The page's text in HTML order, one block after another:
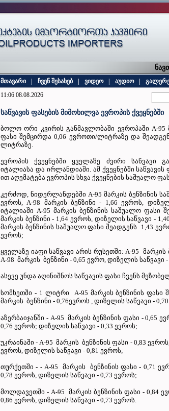
მთავარი ჩვენ შესახებ ვიდეო აუდიო
11:06 08.08.2026
საწვავის ფასების მიმოხილვა ევროპის ქვეყნებში
ბოლო ორი კვირის განმავლობაში ევროპაში A-95
ფასი შემცირდა 0,06 ევროთი/ლიტრაზე და
ლიტრაზე.
ევროპის ქვეყნებში ყველაზე ძვირი საწვავი
იტალიასა და ირლანდიაში. ამ ქვეყნებში
ით აღემატება ევროპის სხვა ქვეყნების საშუალო
კერძოდ, ნიდერლანდებში A-95 მარკის ბენზინის
ევროს, A-98 მარკის ბენზინი - 1,66 ევროს,
იტალიაში A-95 მარკის ბენზინის საშუალო ფასი
მარკის ბენზინი - 1,64 ევროს, დიზელის საწვავი -
მარკის ბენზინის საშუალო ფასი შეადგენს 1,43
ევროს;
ყველაზე იაფი საწვავი არის რუსეთში: A-95 მარკის
A-98 მარკის ბენზინი - 0,65 ევრო, დიზელის საწვავი -
ასევე უნდა აღინიშნოს საწვავის ფასი ჩვენს
სომხეთში - 1 ლიტრი A-95 მარკის ბენზინის ფასი
მარკის ბენზინი - 0,76ევროს , დიზელის საწვავი -
აზერბაიჯანში - A-95 მარკის ბენზინის ფასი - 0,65
0,76 ევროს; დიზელის საწვავი - 0,33 ევროს;
უკრაინაში - A-95 მარკის ბენზინის ფასი - 0,83
ევროს, დიზელის საწვავი - 0,81 ევროს;
თურქეთში - - A-95 მარკის ბენზინის ფასი - 0,71
0,78 ევროს, დიზელის საწვავი - 0,73 ევროს;
მოლდავეთში - A-95 მარკის ბენზინის ფასი - 0,84
0,86 ევროს, დიზელის საწვავი - 0,73 ევროს.